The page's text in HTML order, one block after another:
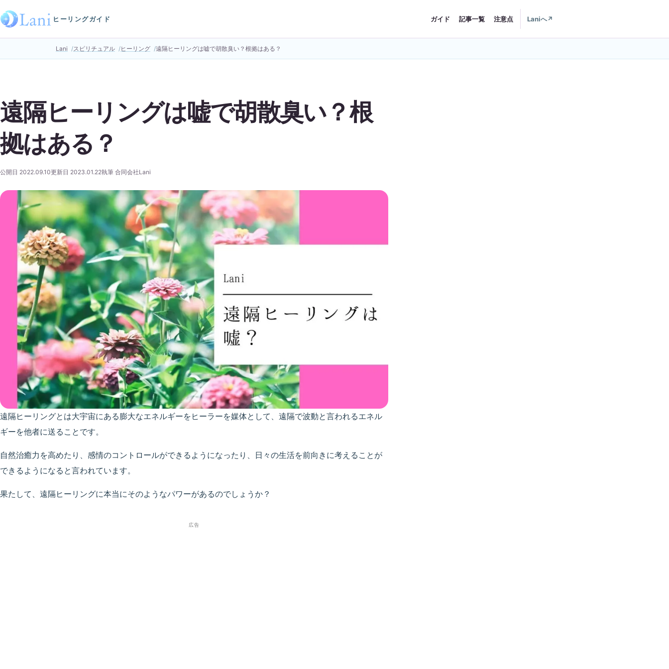
ヒーリングガイド ガイド 記事一覧 注意点 Laniへ↗
Lani スピリチュアル ヒーリング 遠隔ヒーリングは嘘で胡散臭い？根拠はある？
遠隔ヒーリングは嘘で胡散臭い？根
拠はある？
公開日 2022.09.10更新日 2023.01.22執筆 合同会社Lani
遠隔ヒーリングとは大宇宙にある膨大なエネルギーをヒーラーを媒体として、遠隔で波動と言われるエネル
ギーを他者に送ることです。
自然治癒力を高めたり、感情のコントロールができるようになったり、日々の生活を前向きに考えることが
できるようになると言われています。
果たして、遠隔ヒーリングに本当にそのようなパワーがあるのでしょうか？
広告